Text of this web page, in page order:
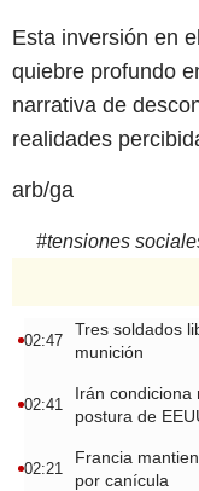
Esta inversión en
quiebre profundo
narrativa de
realidades
arb/ga
#tensiones
02:47
Tres soldados
munición
02:41
Irán condiciona
postura de
02:21
Francia
por canícula